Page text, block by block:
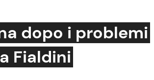
Cucina e Ricette
dopo i problemi
Fialdini